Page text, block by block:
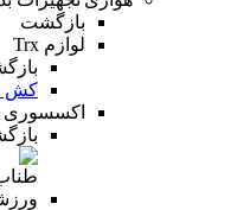
بازگشت
لوازم Trx
کش TRX
اکسسوری